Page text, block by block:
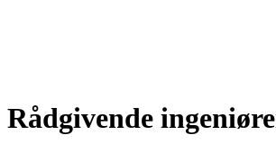
Rådgivende